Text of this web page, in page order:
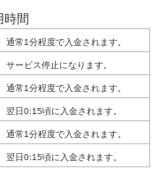
時間
通常1分程度で入金されます。
サービス停止になります。
通常1分程度で入金されます。
翌日0:15頃に入金されます。
通常1分程度で入金されます。
翌日0:15頃に入金されます。